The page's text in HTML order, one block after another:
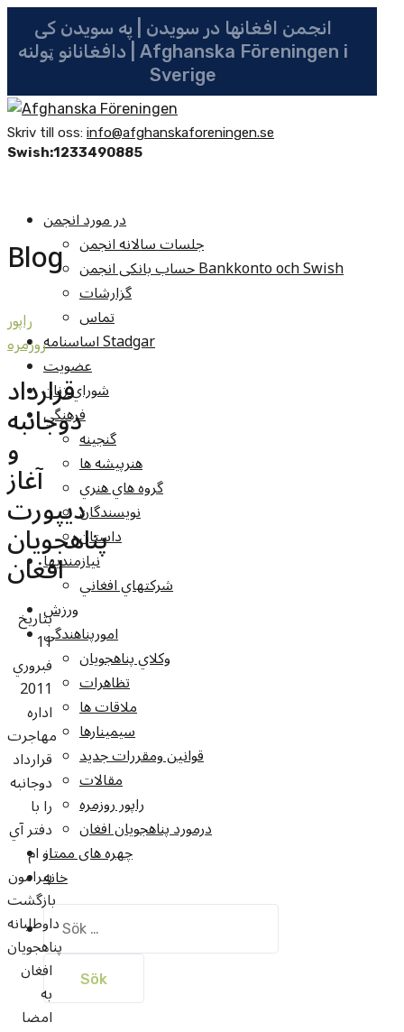
انجمن افغانها در سویدن | په سویدن کی
دافغانانو ټولنه | Afghanska Föreningen i
Sverige
Skriv till oss: info@afghanskaforeningen.se
Swish:1233490885
در مورد انجمن
جلسات سالانه انجمن
حساب بانکی انجمن Bankkonto och Swish
گزارشات
تماس
اساسنامه Stadgar
عضویت
شوراي زنان
فرهنگي
گنجينه
هنرپيشه ها
گروه هاي هنري
نويسندگان
داستان
نيازمنديها
شرکتهاي افغاني
ورزش
امورپناهندگي
وکلاي پناهجويان
تظاهرات
ملاقات ها
سيمينارها
قوانين ومقررات جديد
مقالات
راپور روزمره
درمورد پناهجويان افغان
چهره های ممتاز
خانه
Sök
efter:
Blog
راپور
روزمره
قرارداد
دوجانبه
و
آغاز
ديپورت
پناهجويان
افغان
بتاريخ
11
فبروري
2011
اداره
مهاجرت
قرارداد
دوجانبه
را با
دفتر آي
او ام
پيرامون
بازگشت
داوطلبانه
پناهجويان
افغان
به
امضا